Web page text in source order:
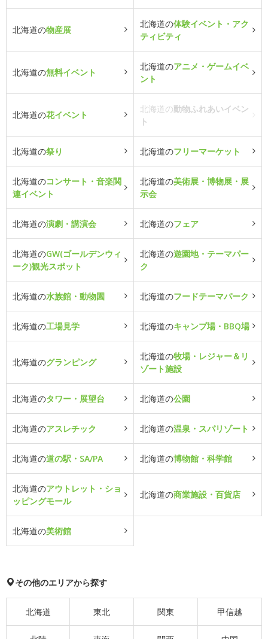
北海道の物産展
北海道の体験イベント・アク
ティビティ
北海道の無料イベント
北海道のアニメ・ゲームイベ
ント
北海道の花イベント
北海道の動物ふれあいイベン
ト
北海道の祭り 北海道のフリーマーケット
北海道のコンサート・音楽関
連イベント
北海道の美術展・博物展・展
示会
北海道の演劇・講演会 北海道のフェア
北海道のGW(ゴールデンウィ
ーク)観光スポット
北海道の遊園地・テーマパー
ク
北海道の水族館・動物園 北海道のフードテーマパーク
北海道の工場見学 北海道のキャンプ場・BBQ場
北海道のグランピング
北海道の牧場・レジャー＆リ
ゾート施設
北海道のタワー・展望台 北海道の公園
北海道のアスレチック 北海道の温泉・スパリゾート
北海道の道の駅・SA/PA 北海道の博物館・科学館
北海道のアウトレット・ショ
ッピングモール
北海道の商業施設・百貨店
北海道の美術館
その他のエリアから探す
北海道 東北 関東 甲信越